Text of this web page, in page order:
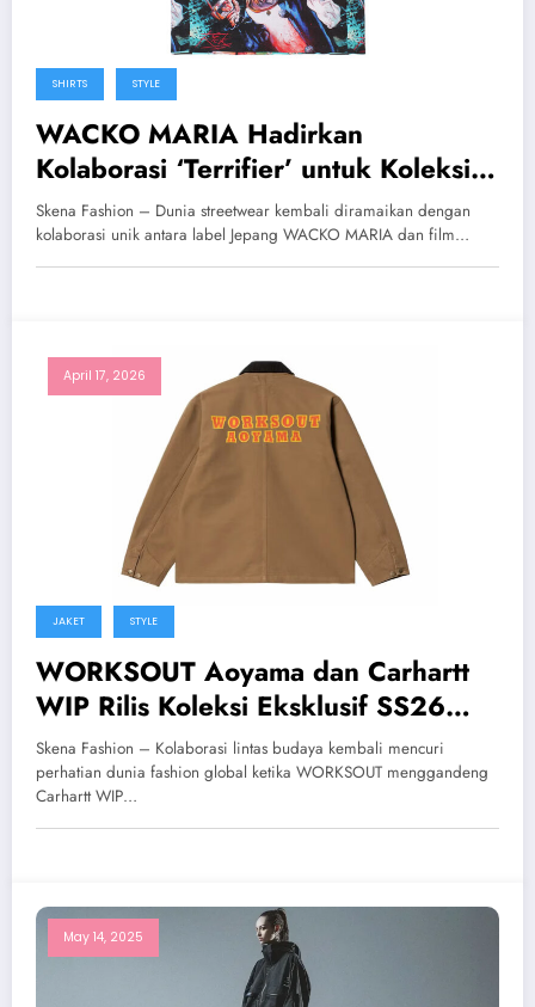
SHIRTS STYLE
WACKO MARIA Hadirkan
Kolaborasi ‘Terrifier’ untuk Koleksi
Spring/Summer 2026
Skena Fashion – Dunia streetwear kembali diramaikan dengan
kolaborasi unik antara label Jepang WACKO MARIA dan film…
April 17, 2026
JAKET STYLE
WORKSOUT Aoyama dan Carhartt
WIP Rilis Koleksi Eksklusif SS26
yang Menggabungkan Gaya Utility
dan Streetwear Modern
Skena Fashion – Kolaborasi lintas budaya kembali mencuri
perhatian dunia fashion global ketika WORKSOUT menggandeng
Carhartt WIP…
May 14, 2025